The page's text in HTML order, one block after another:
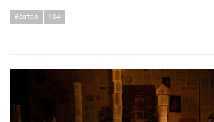
θέατρο 104